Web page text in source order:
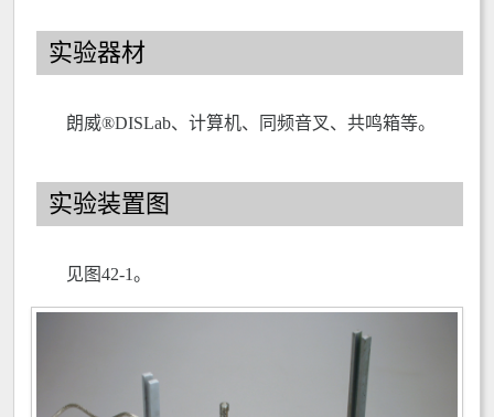
实验器材
朗威®DISLab、计算机、同频音叉、共鸣箱等。
实验装置图
见图42-1。